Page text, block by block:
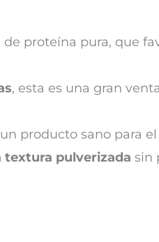
proteína pura, que
, esta es una gran
producto sano para
textura pulverizada sin